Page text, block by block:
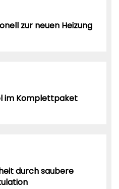
zur neuen Heizung
im Komplettpaket
durch saubere